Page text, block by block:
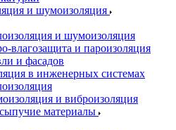
и шумоизоляция
и шумоизоляция
влагозащита и пароизоляция
и фасадов
в инженерных системах
и виброизоляция
материалы